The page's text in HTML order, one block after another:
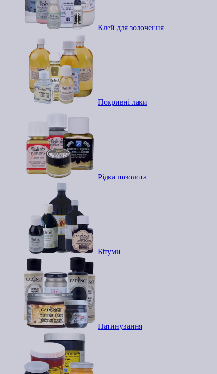
Клей для золочення
Покривні лаки
Рідка позолота
Бітуми
Патинування